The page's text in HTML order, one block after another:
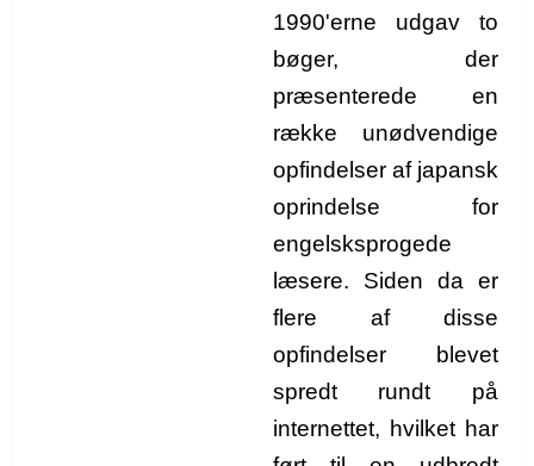
1990'erne udgav to
bøger, der
præsenterede en
række unødvendige
opfindelser af japansk
oprindelse for
engelsksprogede
læsere. Siden da er
flere af disse
opfindelser blevet
spredt rundt på
internettet, hvilket har